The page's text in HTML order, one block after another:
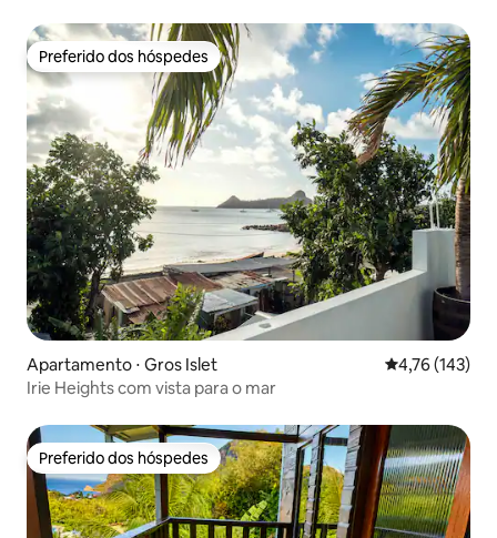
Preferido dos hóspedes
Preferido dos hóspedes
Apartamento ⋅ Gros Islet 4,76 de uma
4,76 (143)
Irie Heights com vista para o mar
Preferido dos hóspedes
Preferido dos hóspedes